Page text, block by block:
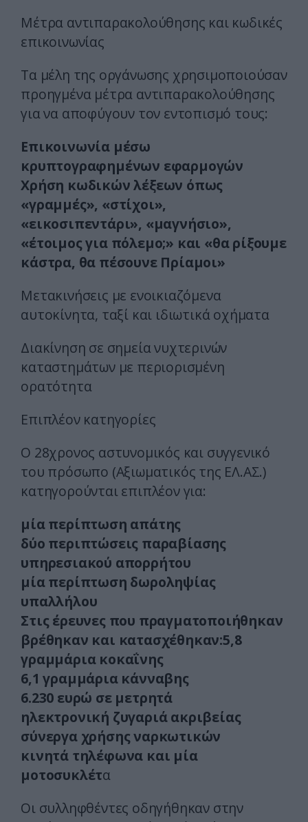
Μέτρα αντιπαρακολούθησης και κωδικές
επικοινωνίας
Τα μέλη της οργάνωσης χρησιμοποιούσαν
προηγμένα μέτρα αντιπαρακολούθησης
για να αποφύγουν τον εντοπισμό τους:
Επικοινωνία μέσω
κρυπτογραφημένων εφαρμογών
Χρήση κωδικών λέξεων όπως
«γραμμές», «στίχοι»,
«εικοσιπεντάρι», «μαγνήσιο»,
«έτοιμος για πόλεμο;» και «θα ρίξουμε
κάστρα, θα πέσουνε Πρίαμοι»
Μετακινήσεις με ενοικιαζόμενα
αυτοκίνητα, ταξί και ιδιωτικά οχήματα
Διακίνηση σε σημεία νυχτερινών
καταστημάτων με περιορισμένη
ορατότητα
Επιπλέον κατηγορίες
Ο 28χρονος αστυνομικός και συγγενικό
του πρόσωπο (Αξιωματικός της ΕΛ.ΑΣ.)
κατηγορούνται επιπλέον για:
μία περίπτωση απάτης
δύο περιπτώσεις παραβίασης
υπηρεσιακού απορρήτου
μία περίπτωση δωροληψίας
υπαλλήλου
Στις έρευνες που πραγματοποιήθηκαν
βρέθηκαν και κατασχέθηκαν:5,8
γραμμάρια κοκαΐνης
6,1 γραμμάρια κάνναβης
6.230 ευρώ σε μετρητά
ηλεκτρονική ζυγαριά ακριβείας
σύνεργα χρήσης ναρκωτικών
κινητά τηλέφωνα και μία
μοτοσυκλέτα
Οι συλληφθέντες οδηγήθηκαν στην